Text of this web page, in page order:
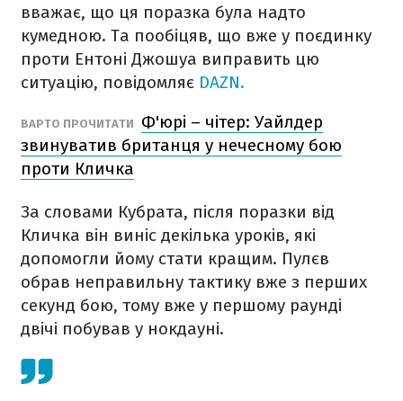
вважає, що ця поразка була надто
кумедною. Та пообіцяв, що вже у поєдинку
проти Ентоні Джошуа виправить цю
ситуацію, повідомляє DAZN.
ВАРТО ПРОЧИТАТИ
Ф'юрі – чітер: Уайлдер
звинуватив британця у нечесному бою
проти Кличка
За словами Кубрата, після поразки від
Кличка він виніс декілька уроків, які
допомогли йому стати кращим. Пулєв
обрав неправильну тактику вже з перших
секунд бою, тому вже у першому раунді
двічі побував у нокдауні.